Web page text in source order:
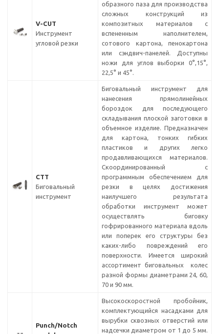
V-CUT
Инструмент
угловой резки
образного паза для производства
сложных конструкций из
композитных материалов с
вспененным наполнителем,
сотового картона, пенокартона
или сэндвич-панелей. Доступны
ножи для углов выборки 0°,15°,
22,5° и 45°.
СТТ
Биговальный
инструмент
Биговальный инструмент для
нанесения прямолинейных
бороздок для последующего
складывания плоской заготовки в
объемное изделие. Предназначен
для картона, тонких гибких
пластиков и других легко
продавливающихся материалов.
Скоординированный с
программным обеспечением для
резки в целях достижения
наилучшего результата
обработки инструмент может
осуществлять биговку
гофрированного материала вдоль
или поперек его структуры без
каких-либо повреждений его
поверхности. Имеется широкий
ассортимент биговальных колес
разной формы диаметрами 24, 60,
70 и 90 мм.
Punch/Notch
Высокоскоростной пробойник,
комплектующийся насадками для
вырубки сквозных отверстий или
надсечки диаметром от 1 до 5 мм.